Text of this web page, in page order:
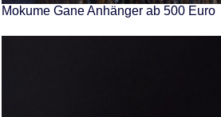
Mokume Gane Anhänger ab 500 Euro